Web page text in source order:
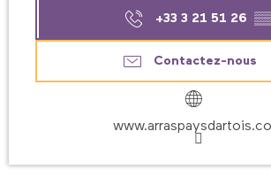
+33 3 21 51 26 ▒▒
Contactez-nous